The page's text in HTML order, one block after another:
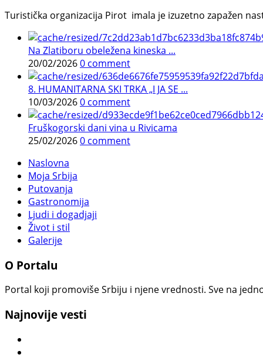
Turistička organizacija Pirot imala je izuzetno zapažen
Na Zlatiboru obeležena kineska ...
20/02/20260 comment
8. HUMANITARNA SKI TRKA „I JA SE ...
10/03/20260 comment
Fruškogorski dani vina u Rivicama
25/02/20260 comment
Naslovna
Moja Srbija
Putovanja
Gastronomija
Ljudi i dogadjaji
Život i stil
Galerije
O Portalu
Portal koji promoviše Srbiju i njene vrednosti. Sve na
Najnovije vesti